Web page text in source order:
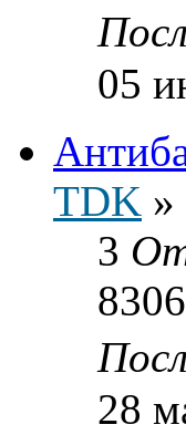
05
TDK »
3
8306
28